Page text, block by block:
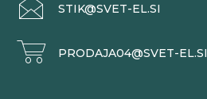
STIK@SVET-EL.SI
PRODAJA04@SVET-EL.SI